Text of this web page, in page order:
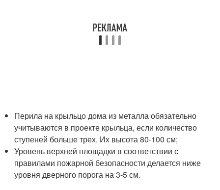
Перила на крыльцо дома из металла обязательно
учитываются в проекте крыльца, если количество
ступеней больше трех. Их высота 80-100 см;
Уровень верхней площадки в соответствии с
правилами пожарной безопасности делается ниже
уровня дверного порога на 3-5 см.